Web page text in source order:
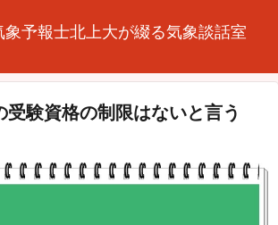
象予報士北上大が綴る気象談話室
受験資格の制限はないと言う